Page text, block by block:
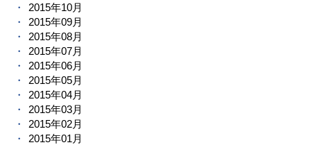
2015年10月
2015年09月
2015年08月
2015年07月
2015年06月
2015年05月
2015年04月
2015年03月
2015年02月
2015年01月